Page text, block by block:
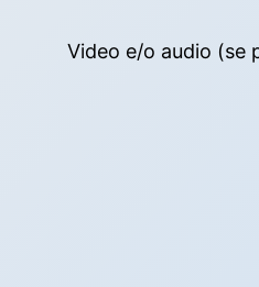
Video e/o audio (se